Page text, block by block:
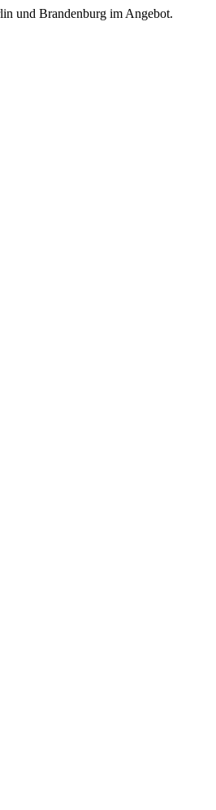
und Brandenburg im Angebot.